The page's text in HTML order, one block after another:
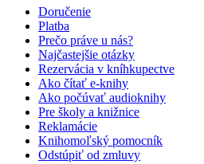
Doručenie
Platba
Prečo práve u nás?
Najčastejšie otázky
Rezervácia v kníhkupectve
Ako čítať e-knihy
Ako počúvať audioknihy
Pre školy a knižnice
Reklamácie
Knihomoľský pomocník
Odstúpiť od zmluvy